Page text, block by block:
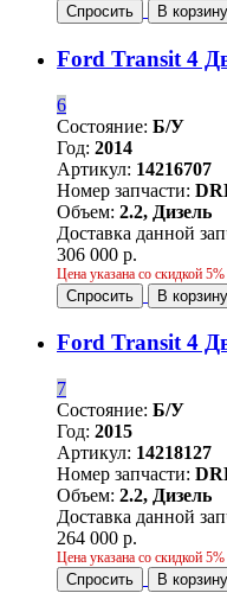
Спросить В корзину
Ford Transit 4
6
Состояние: Б/У
Год: 2014
Артикул: 14216707
Номер запчасти:
Объем: 2.2, Дизель
Доставка данной
306 000 р.
Цена указана со скидкой 5%
Спросить В корзину
Ford Transit 4
7
Состояние: Б/У
Год: 2015
Артикул: 14218127
Номер запчасти:
Объем: 2.2, Дизель
Доставка данной
264 000 р.
Цена указана со скидкой 5%
Спросить В корзину